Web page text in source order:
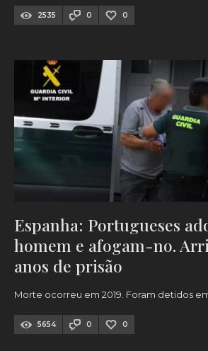
2535 0 0
Espanha: Portugueses
homem e afogam-no.
anos de prisão
Morte ocorreu em 2019. Foram detidos
5654 0 0